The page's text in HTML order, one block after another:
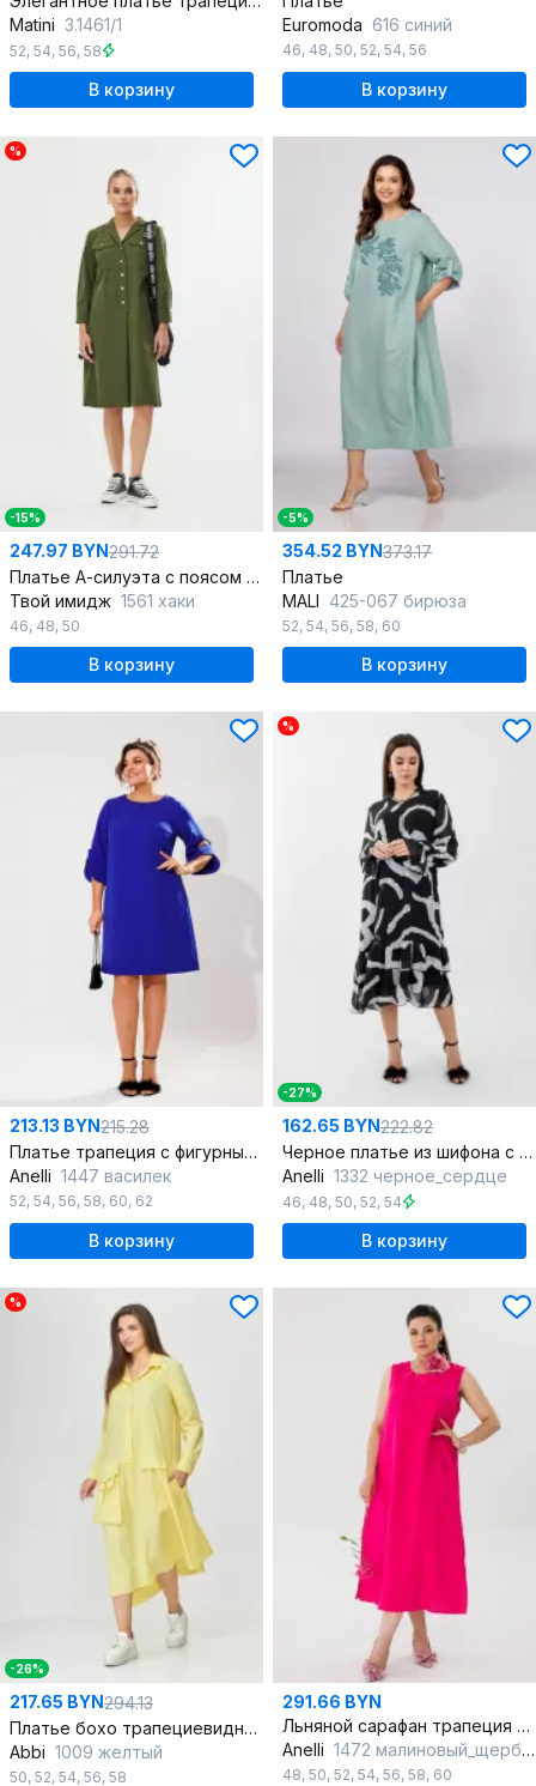
Matini 3.1461/1
52, 54, 56, 58
В корзину
Euromoda 616 синий
46, 48, 50, 52, 54, 56
В корзину
%
-15%
247.97 BYN291.72
Платье А-силуэта с поясом и воланом
Твой имидж 1561 хаки
46, 48, 50
В корзину
-5%
354.52 BYN373.17
Платье
MALI 425-067 бирюза
52, 54, 56, 58, 60
В корзину
213.13 BYN215.28
Платье трапеция с фигурным рукавом и яркой палитрой
Anelli 1447 василек
52, 54, 56, 58, 60, 62
В корзину
%
-27%
162.65 BYN222.82
Черное платье из шифона с воланом и регулируемыми рукавами
Anelli 1332 черное_сердце
46, 48, 50, 52, 54
В корзину
%
-26%
217.65 BYN294.13
Платье бохо трапециевидное из хлопка с декоративными элементами
Abbi 1009 желтый
50, 52, 54, 56, 58
291.66 BYN
Льняной сарафан трапеция с V-вырезом и разрезами
Anelli 1472 малиновый_щербет
48, 50, 52, 54, 56, 58, 60